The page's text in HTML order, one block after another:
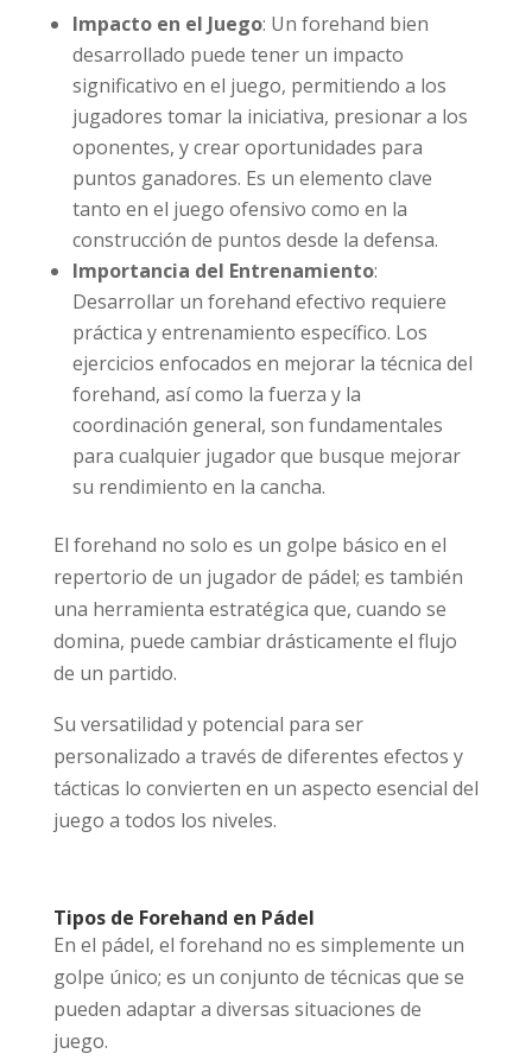
Impacto en el Juego: Un forehand bien
desarrollado puede tener un impacto
significativo en el juego, permitiendo a los
jugadores tomar la iniciativa, presionar a los
oponentes, y crear oportunidades para
puntos ganadores. Es un elemento clave
tanto en el juego ofensivo como en la
construcción de puntos desde la defensa.
Importancia del Entrenamiento:
Desarrollar un forehand efectivo requiere
práctica y entrenamiento específico. Los
ejercicios enfocados en mejorar la técnica del
forehand, así como la fuerza y la
coordinación general, son fundamentales
para cualquier jugador que busque mejorar
su rendimiento en la cancha.
El forehand no solo es un golpe básico en el
repertorio de un jugador de pádel; es también
una herramienta estratégica que, cuando se
domina, puede cambiar drásticamente el flujo
de un partido.
Su versatilidad y potencial para ser
personalizado a través de diferentes efectos y
tácticas lo convierten en un aspecto esencial del
juego a todos los niveles.
Tipos de Forehand en Pádel
En el pádel, el forehand no es simplemente un
golpe único; es un conjunto de técnicas que se
pueden adaptar a diversas situaciones de
juego.